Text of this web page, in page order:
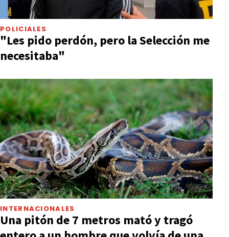
POLICIALES
"Les pido perdón, pero la Selección me
necesitaba"
INTERNACIONALES
Una pitón de 7 metros mató y tragó